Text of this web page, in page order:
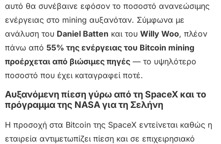
αυτό θα συνέβαινε εφόσον το ποσοστό ανανεώσιμης
ενέργειας στο mining αυξανόταν. Σύμφωνα με
ανάλυση του Daniel Batten και του Willy Woo, πλέον
πάνω από 55% της ενέργειας του Bitcoin mining
προέρχεται από βιώσιμες πηγές — το υψηλότερο
ποσοστό που έχει καταγραφεί ποτέ.
Αυξανόμενη πίεση γύρω από τη SpaceX και το
πρόγραμμα της NASA για τη Σελήνη
Η προσοχή στα Bitcoin της SpaceX εντείνεται καθώς η
εταιρεία αντιμετωπίζει πίεση και σε επιχειρησιακό